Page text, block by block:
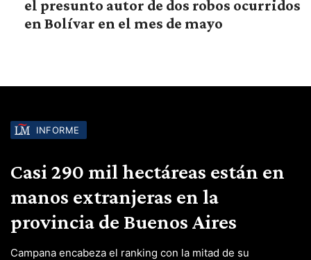
el presunto autor de dos robos ocurridos
en Bolívar en el mes de mayo
INFORME
Casi 290 mil hectáreas están en
manos extranjeras en la
provincia de Buenos Aires
Campana encabeza el ranking con la mitad de su